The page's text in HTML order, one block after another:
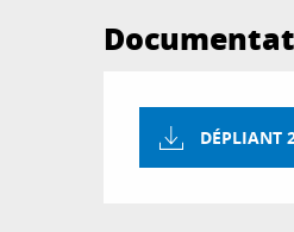
DÉPLIANT